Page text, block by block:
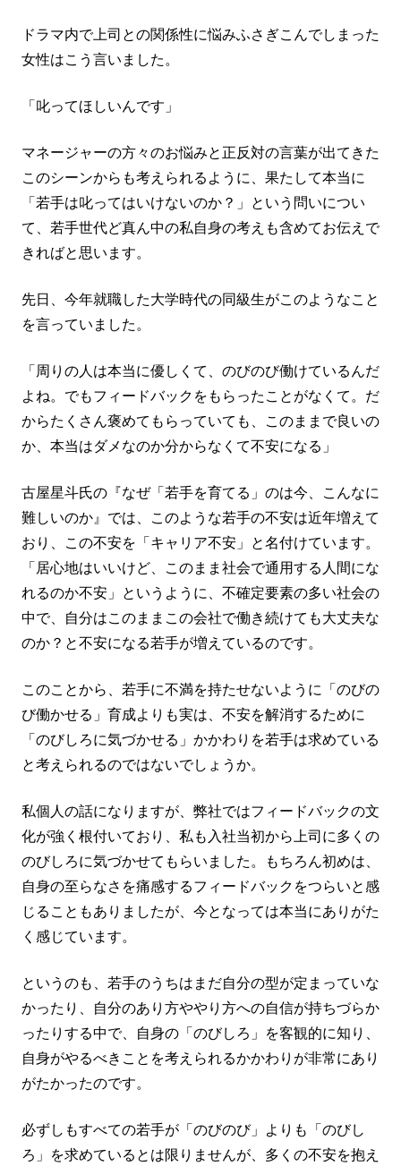
ドラマ内で上司との関係性に悩みふさぎこんでしまった
女性はこう言いました。
「叱ってほしいんです」
マネージャーの方々のお悩みと正反対の言葉が出てきた
このシーンからも考えられるように、果たして本当に
「若手は叱ってはいけないのか？」という問いについ
て、若手世代ど真ん中の私自身の考えも含めてお伝えで
きればと思います。
先日、今年就職した大学時代の同級生がこのようなこと
を言っていました。
「周りの人は本当に優しくて、のびのび働けているんだ
よね。でもフィードバックをもらったことがなくて。だ
からたくさん褒めてもらっていても、このままで良いの
か、本当はダメなのか分からなくて不安になる」
古屋星斗氏の『なぜ「若手を育てる」のは今、こんなに
難しいのか』では、このような若手の不安は近年増えて
おり、この不安を「キャリア不安」と名付けています。
「居心地はいいけど、このまま社会で通用する人間にな
れるのか不安」というように、不確定要素の多い社会の
中で、自分はこのままこの会社で働き続けても大丈夫な
のか？と不安になる若手が増えているのです。
このことから、若手に不満を持たせないように「のびの
び働かせる」育成よりも実は、不安を解消するために
「のびしろに気づかせる」かかわりを若手は求めている
と考えられるのではないでしょうか。
私個人の話になりますが、弊社ではフィードバックの文
化が強く根付いており、私も入社当初から上司に多くの
のびしろに気づかせてもらいました。もちろん初めは、
自身の至らなさを痛感するフィードバックをつらいと感
じることもありましたが、今となっては本当にありがた
く感じています。
というのも、若手のうちはまだ自分の型が定まっていな
かったり、自分のあり方ややり方への自信が持ちづらか
ったりする中で、自身の「のびしろ」を客観的に知り、
自身がやるべきことを考えられるかかわりが非常にあり
がたかったのです。
必ずしもすべての若手が「のびのび」よりも「のびし
ろ」を求めているとは限りませんが、多くの不安を抱え